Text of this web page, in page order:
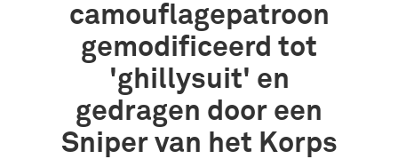
camouflagepatroon
gemodificeerd tot
'ghillysuit' en
gedragen door een
Sniper van het Korps